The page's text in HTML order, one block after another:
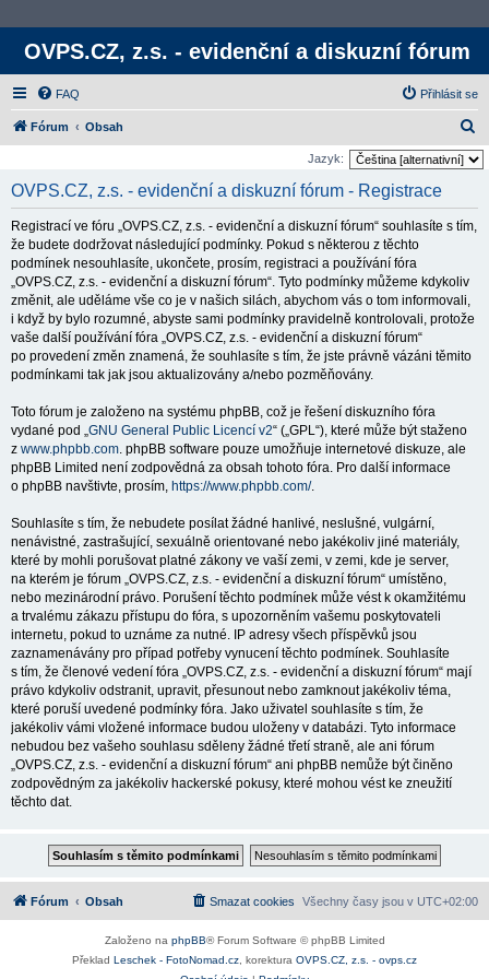
OVPS.CZ, z.s. - evidenční a diskuzní fórum
FAQ Přihlásit se
Fórum Obsah
l
Jazyk:
OVPS.CZ, z.s. - evidenční a diskuzní fórum - Registrace
Registrací ve fóru „OVPS.CZ, z.s. - evidenční a diskuzní fórum“ souhlasíte s tím,
že budete dodržovat následující podmínky. Pokud s některou z těchto
podmínek nesouhlasíte, ukončete, prosím, registraci a používání fóra
„OVPS.CZ, z.s. - evidenční a diskuzní fórum“. Tyto podmínky můžeme kdykoliv
změnit, ale uděláme vše co je v našich silách, abychom vás o tom informovali,
i když by bylo rozumné, abyste sami podmínky pravidelně kontrolovali, protože
vaše další používání fóra „OVPS.CZ, z.s. - evidenční a diskuzní fórum“
po provedení změn znamená, že souhlasíte s tím, že jste právně vázáni těmito
podmínkami tak jak jsou aktualizovány a/nebo pozměňovány.
Toto fórum je založeno na systému phpBB, což je řešení diskuzního fóra
vydané pod „GNU General Public Licencí v2“ („GPL“), které může být staženo
z www.phpbb.com. phpBB software pouze umožňuje internetové diskuze, ale
phpBB Limited není zodpovědná za obsah tohoto fóra. Pro další informace
o phpBB navštivte, prosím, https://www.phpbb.com/.
Souhlasíte s tím, že nebudete posílat žádné hanlivé, neslušné, vulgární,
nenávistné, zastrašující, sexuálně orientované nebo jakékoliv jiné materiály,
které by mohli porušovat platné zákony ve vaší zemi, v zemi, kde je server,
na kterém je fórum „OVPS.CZ, z.s. - evidenční a diskuzní fórum“ umístěno,
nebo mezinárodní právo. Porušení těchto podmínek může vést k okamžitému
a trvalému zákazu přístupu do fóra, s upozorněním vašemu poskytovateli
internetu, pokud to uznáme za nutné. IP adresy všech příspěvků jsou
zaznamenávány pro případ potřeby vynucení těchto podmínek. Souhlasíte
s tím, že členové vedení fóra „OVPS.CZ, z.s. - evidenční a diskuzní fórum“ mají
právo kdykoliv odstranit, upravit, přesunout nebo zamknout jakékoliv téma,
které poruší uvedené podmínky fóra. Jako uživatel souhlasíte s tím, že
jakékoliv vámi vložené informace budou uloženy v databázi. Tyto informace
nebudou bez vašeho souhlasu sděleny žádné třetí straně, ale ani fórum
„OVPS.CZ, z.s. - evidenční a diskuzní fórum“ ani phpBB nemůže být činěno
zodpovědným za jakékoliv hackerské pokusy, které mohou vést ke zneužití
těchto dat.
Fórum Obsah Všechny časy jsou v UTC+02:00
Smazat cookies
Založeno na phpBB® Forum Software © phpBB Limited
Překlad Leschek - FotoNomad.cz , korektura OVPS.CZ, z.s. - ovps.cz